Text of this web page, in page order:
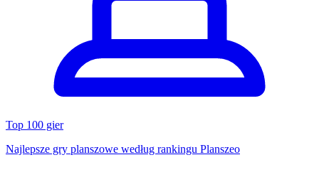
Top 100 gier
Najlepsze gry planszowe według rankingu Planszeo